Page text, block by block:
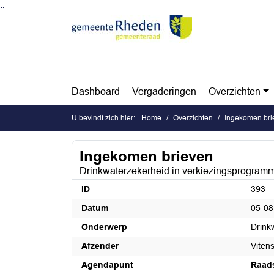
Dashboard Vergaderingen Overzichten
U bevindt zich hier: Home Overzichten Ingekomen
Ingekomen brieven
Drinkwaterzekerheid in
ID
393
Datum
05-
Onderwerp
Afzender
Vitens
Agendapunt